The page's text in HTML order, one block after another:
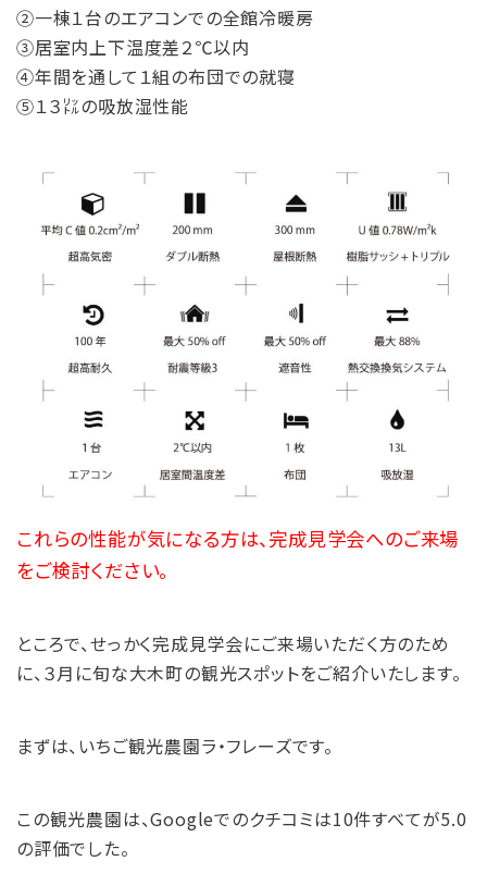
②一棟１台のエアコンでの全館冷暖房
③居室内上下温度差２℃以内
④年間を通して１組の布団での就寝
⑤１３㍑の吸放湿性能
これらの性能が気になる方は、完成見学会へのご来場
をご検討ください。
ところで、せっかく完成見学会にご来場いただく方のため
に、３月に旬な大木町の観光スポットをご紹介いたします。
まずは、いちご観光農園ラ・フレーズです。
この観光農園は、Googleでのクチコミは10件すべてが5.0
の評価でした。